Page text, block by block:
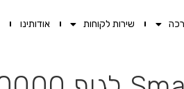
שירות לקוחות אודותינו